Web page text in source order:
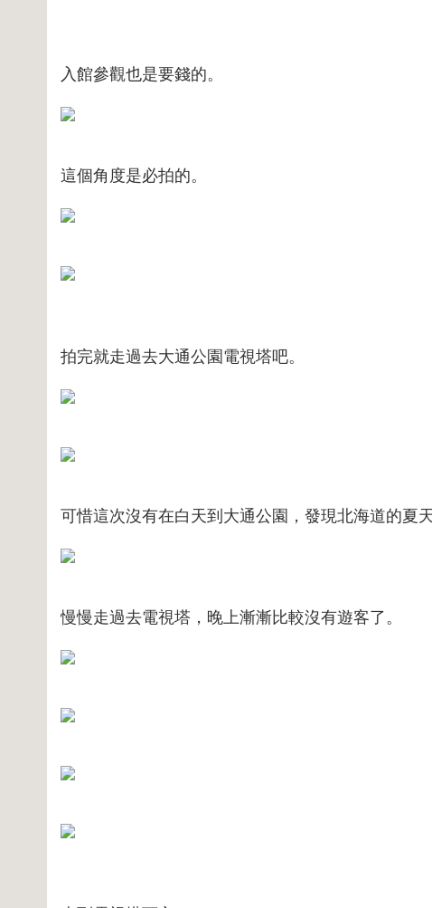
入館參觀也是要錢的。
這個角度是必拍的。
拍完就走過去大通公園電視塔吧。
可惜這次沒有在白天到大通公園，發現北海道的夏
慢慢走過去電視塔，晚上漸漸比較沒有遊客了。